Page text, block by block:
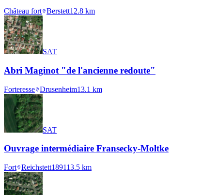
Château fort Berstett12.8 km
SAT
Abri Maginot "de l'ancienne redoute"
Forteresse Drusenheim13.1 km
SAT
Ouvrage intermédiaire Fransecky-Moltke
Fort Reichstett189113.5 km